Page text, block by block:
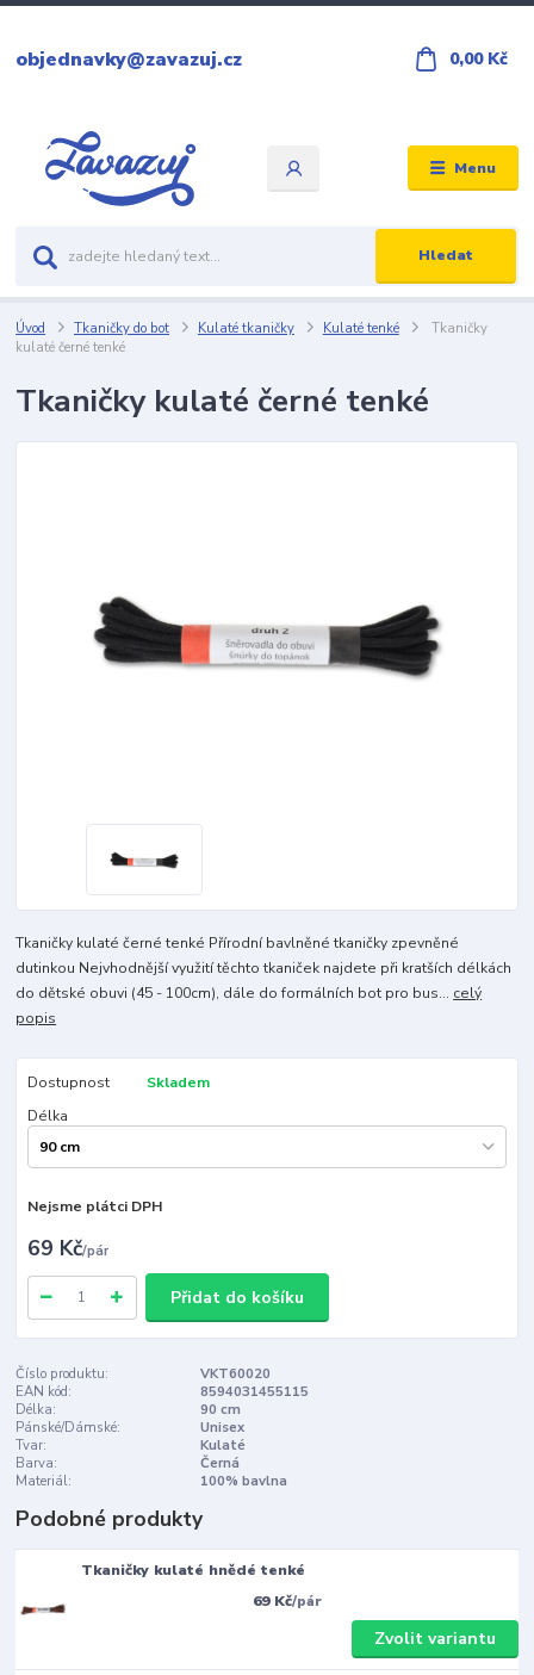
Menu
Hledat
objednavky@zavazuj.cz 0,00 Kč
Úvod Tkaničky do bot Kulaté tkaničky Kulaté tenké
Tkaničky
kulaté černé tenké
Tkaničky kulaté černé tenké
Tkaničky kulaté černé tenké Přírodní bavlněné tkaničky zpevněné
dutinkou Nejvhodnější využití těchto tkaniček najdete při kratších délkách
do dětské obuvi (45 - 100cm), dále do formálních bot pro bus... celý
popis
Dostupnost
Skladem
Délka
Nejsme plátci DPH
69 Kč/pár
Přidat do košíku
Číslo produktu:
VKT60020
EAN kód:
8594031455115
Délka:
90 cm
Pánské/Dámské:
Unisex
Tvar:
Kulaté
Barva:
Černá
Materiál:
100% bavlna
Podobné produkty
Tkaničky kulaté hnědé tenké
69 Kč/pár
Zvolit variantu